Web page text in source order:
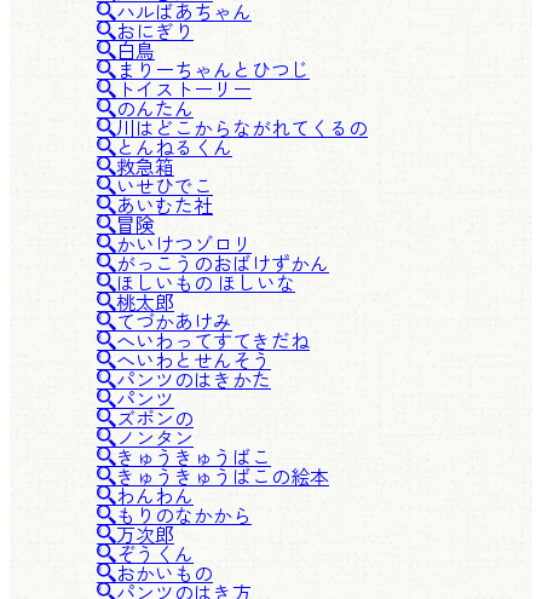
ハルばあちゃん
おにぎり
白鳥
まりーちゃんとひつじ
トイストーリー
のんたん
川はどこからながれてくるの
とんねるくん
救急箱
いせひでこ
あいむた社
冒険
かいけつゾロリ
がっこうのおばけずかん
ほしいもの ほしいな
桃太郎
てづかあけみ
へいわってすてきだね
へいわとせんそう
パンツのはきかた
パンツ
ズボンの
ノンタン
きゅうきゅうばこ
きゅうきゅうばこの絵本
わんわん
もりのなかから
万次郎
ぞうくん
おかいもの
パンツのはき方